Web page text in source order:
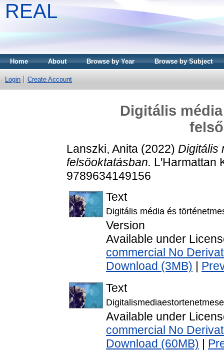
REAL
Home About Browse by Year Browse by Subject
Login Create Account
Digitális
Lanszki, Anita (2022) Digitális
felsőoktatásban. L'Harmattan
9789634149156
Text
Digitális média és
Version
Available under
commercial No
Download (3MB)
Text
Available under
commercial No
Download (60MB)